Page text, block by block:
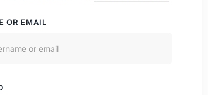
OR EMAIL